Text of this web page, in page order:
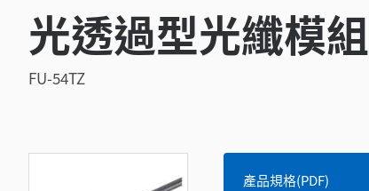
光透過型光纖模組
FU-54TZ
產品規格(PDF)